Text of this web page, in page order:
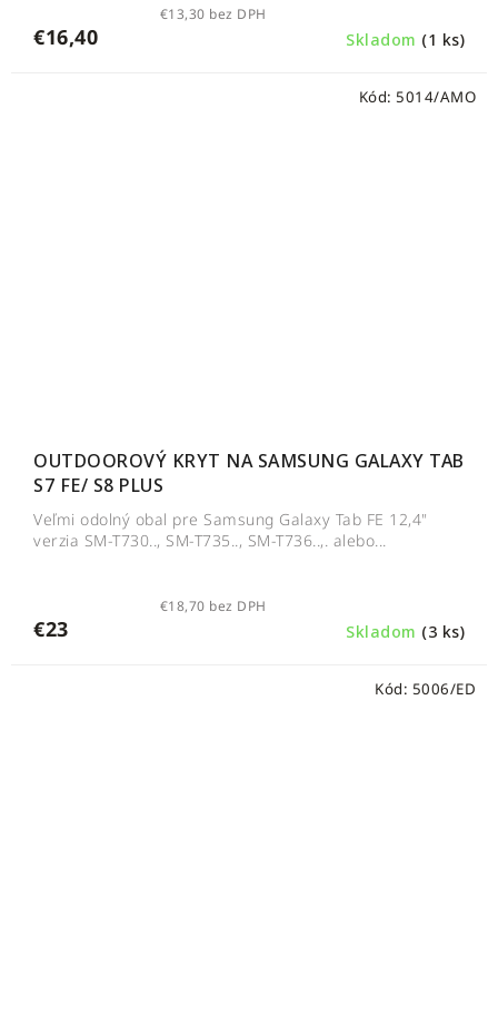
Skladom (1 ks)
€13,30 bez DPH
€16,40
OUTDOOROVÝ KRYT NA SAMSUNG GALAXY TAB
S7 FE/ S8 PLUS
Skladom (3 ks)
€18,70 bez DPH
€23
Veľmi odolný obal pre Samsung Galaxy Tab FE 12,4"
verzia SM-T730.., SM-T735.., SM-T736..,. alebo...
Kód: 5014/AMO
Kód: 5006/ED